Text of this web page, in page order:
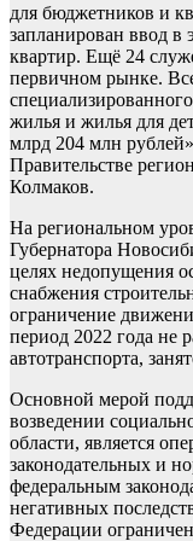
для бюджетников и
запланирован ввод в
квартир. Ещё 24
первичном рынке.
жилья и жилья для
млрд 204 млн
Правительстве
Колмаков.
На региональном
Губернатора
целях недопущения
снабжения
ограничение
период 2022 года не
автотранспорта,
Основной мерой
возведении
области, является
законодательных и
федеральным
негативных
Федерации